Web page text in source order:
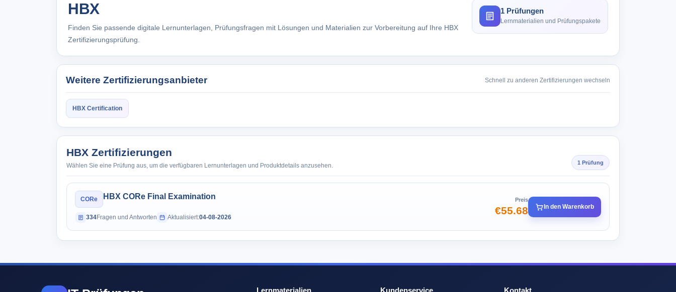
HBX
Finden Sie passende digitale Lernunterlagen, Prüfungsfragen mit Lösungen und Materialien zur Vorbereitung auf Ihre HBX
Zertifizierungsprüfung.
1 Prüfungen
Lernmaterialien und Prüfungspakete
Weitere Zertifizierungsanbieter Schnell zu anderen Zertifizierungen wechseln
HBX Certification
HBX Zertifizierungen
Wählen Sie eine Prüfung aus, um die verfügbaren Lernunterlagen und Produktdetails anzusehen. 1 Prüfung
CORe HBX CORe Final Examination
334Fragen und Antworten Aktualisiert:04-08-2026
Preis
€55.68 In den Warenkorb
Lernmaterialien Kundenservice Kontakt